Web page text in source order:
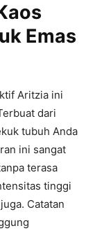
Emas
Aritzia ini
dari
tubuh Anda
ini sangat
terasa
tinggi
Catatan